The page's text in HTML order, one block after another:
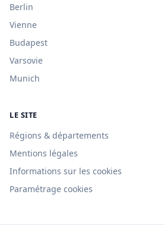
Berlin
Vienne
Budapest
Varsovie
Munich
LE SITE
Régions & départements
Mentions légales
Informations sur les cookies
Paramétrage cookies